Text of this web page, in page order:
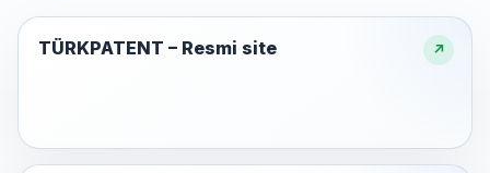
TÜRKPATENT – Resmi site